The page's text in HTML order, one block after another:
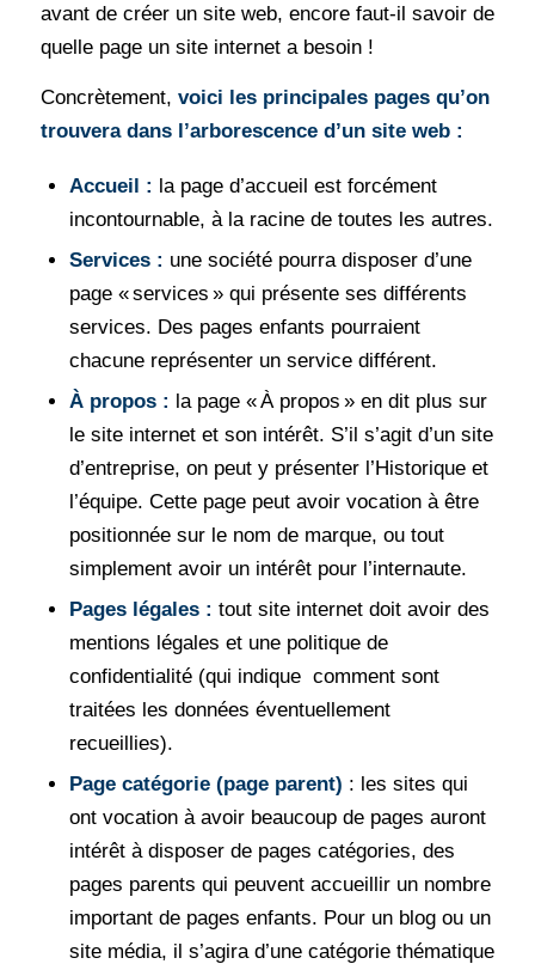
avant de créer un site web, encore faut-il savoir de
quelle page un site internet a besoin !
Concrètement, voici les principales pages qu’on
trouvera dans l’arborescence d’un site web :
Accueil : la page d’accueil est forcément
incontournable, à la racine de toutes les autres.
Services : une société pourra disposer d’une
page « services » qui présente ses différents
services. Des pages enfants pourraient
chacune représenter un service différent.
À propos : la page « À propos » en dit plus sur
le site internet et son intérêt. S’il s’agit d’un site
d’entreprise, on peut y présenter l’Historique et
l’équipe. Cette page peut avoir vocation à être
positionnée sur le nom de marque, ou tout
simplement avoir un intérêt pour l’internaute.
Pages légales : tout site internet doit avoir des
mentions légales et une politique de
confidentialité (qui indique comment sont
traitées les données éventuellement
recueillies).
Page catégorie (page parent) : les sites qui
ont vocation à avoir beaucoup de pages auront
intérêt à disposer de pages catégories, des
pages parents qui peuvent accueillir un nombre
important de pages enfants. Pour un blog ou un
site média, il s’agira d’une catégorie thématique